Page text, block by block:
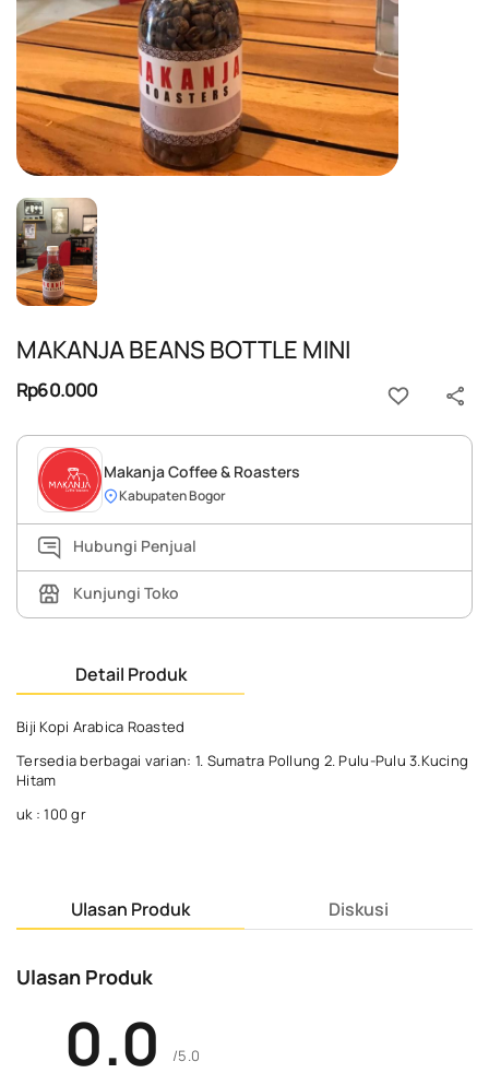
MAKANJA BEANS BOTTLE MINI
Rp60.000
Makanja Coffee & Roasters
Kabupaten Bogor
Hubungi Penjual
Kunjungi Toko
Detail Produk
Biji Kopi Arabica Roasted
Tersedia berbagai varian: 1. Sumatra Pollung 2. Pulu-Pulu 3.Kucing
Hitam
uk : 100 gr
Ulasan Produk Diskusi
Ulasan Produk
0.0 /5.0